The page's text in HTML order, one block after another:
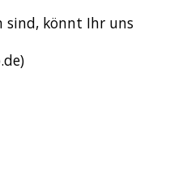
sind, könnt Ihr uns